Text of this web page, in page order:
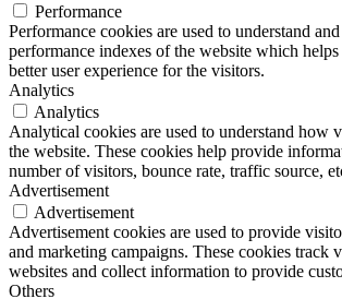
Performance
Performance cookies are used to understand
performance indexes of the website which
better user experience for the visitors.
Analytics
Analytics
Analytical cookies are used to understand how
the website. These cookies help provide
number of visitors, bounce rate, traffic source,
Advertisement
Advertisement
Advertisement cookies are used to provide
and marketing campaigns. These cookies track
websites and collect information to provide
Others